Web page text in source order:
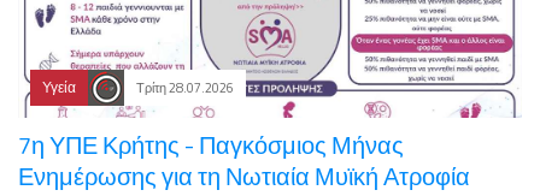
Υγεία Τρίτη 28.07.2026
7η ΥΠΕ Κρήτης - Παγκόσμιος Μήνας
Ενημέρωσης για τη Νωτιαία Μυϊκή Ατροφία